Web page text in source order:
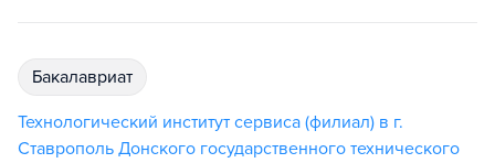
бакалавриат
Технологический институт сервиса (филиал) в г.
Ставрополь Донского государственного технического